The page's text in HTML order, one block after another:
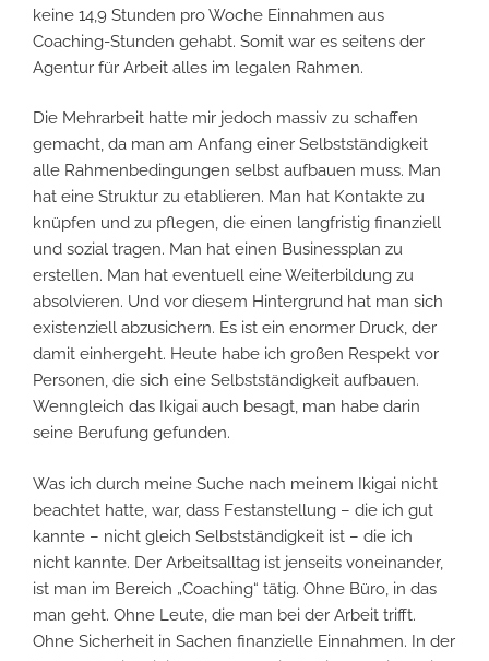
keine 14,9 Stunden pro Woche Einnahmen aus
Coaching-Stunden gehabt. Somit war es seitens der
Agentur für Arbeit alles im legalen Rahmen.
Die Mehrarbeit hatte mir jedoch massiv zu schaffen
gemacht, da man am Anfang einer Selbstständigkeit
alle Rahmenbedingungen selbst aufbauen muss. Man
hat eine Struktur zu etablieren. Man hat Kontakte zu
knüpfen und zu pflegen, die einen langfristig finanziell
und sozial tragen. Man hat einen Businessplan zu
erstellen. Man hat eventuell eine Weiterbildung zu
absolvieren. Und vor diesem Hintergrund hat man sich
existenziell abzusichern. Es ist ein enormer Druck, der
damit einhergeht. Heute habe ich großen Respekt vor
Personen, die sich eine Selbstständigkeit aufbauen.
Wenngleich das Ikigai auch besagt, man habe darin
seine Berufung gefunden.
Was ich durch meine Suche nach meinem Ikigai nicht
beachtet hatte, war, dass Festanstellung – die ich gut
kannte – nicht gleich Selbstständigkeit ist – die ich
nicht kannte. Der Arbeitsalltag ist jenseits voneinander,
ist man im Bereich „Coaching“ tätig. Ohne Büro, in das
man geht. Ohne Leute, die man bei der Arbeit trifft.
Ohne Sicherheit in Sachen finanzielle Einnahmen. In der